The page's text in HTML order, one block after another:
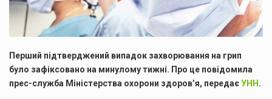
Перший підтверджений випадок захворювання на грип
було зафіксовано на минулому тижні. Про це повідомила
прес-служба Міністерства охорони здоров’я, передаєУНН.